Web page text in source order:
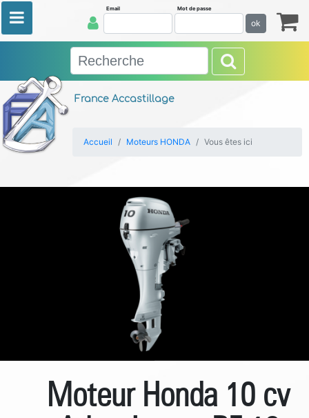
France Accastillage
Email Mot de passe
ok
Accueil Moteurs HONDA Vous êtes ici
Moteur Honda 10 cv